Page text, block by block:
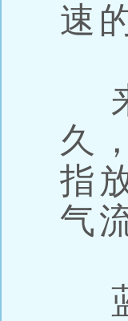
速
久
指
气